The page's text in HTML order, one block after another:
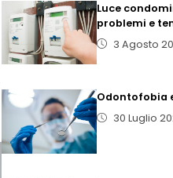
Luce
problemi e
3 Agosto
Odontofobia
30 Luglio